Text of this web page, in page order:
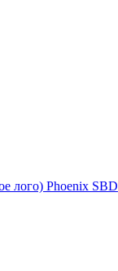
лого) Phoenix SBD